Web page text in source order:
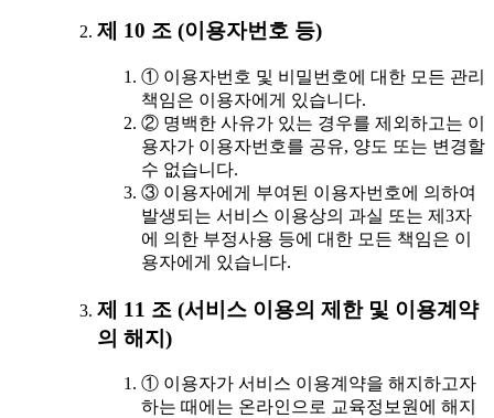
제 10 조 (이용자번호 등)
① 이용자번호 및 비밀번호에 대한 모든 관리
책임은 이용자에게 있습니다.
② 명백한 사유가 있는 경우를 제외하고는 이
용자가 이용자번호를 공유, 양도 또는 변경할
수 없습니다.
③ 이용자에게 부여된 이용자번호에 의하여
발생되는 서비스 이용상의 과실 또는 제3자
에 의한 부정사용 등에 대한 모든 책임은 이
용자에게 있습니다.
제 11 조 (서비스 이용의 제한 및 이용계약
의 해지)
① 이용자가 서비스 이용계약을 해지하고자
하는 때에는 온라인으로 교육정보원에 해지